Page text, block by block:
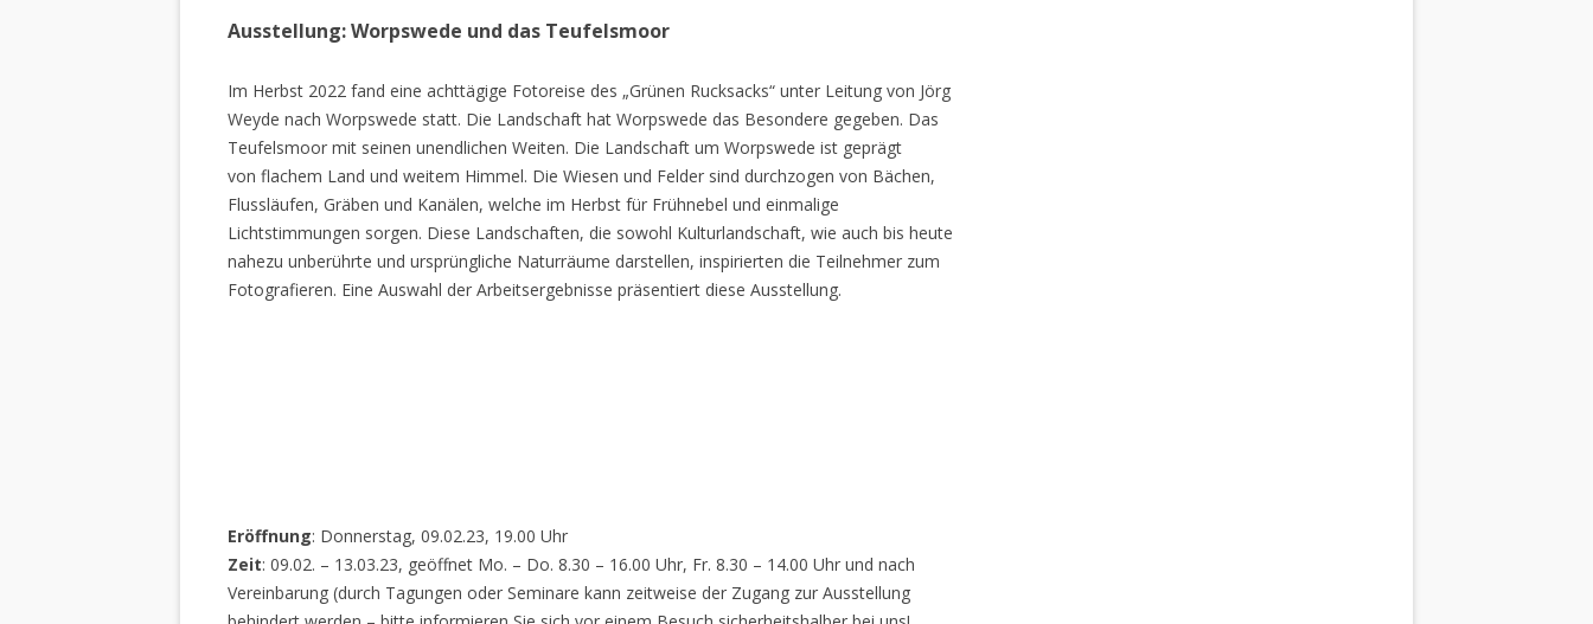
Ausstellung: Worpswede und das Teufelsmoor
Im Herbst 2022 fand eine achttägige Fotoreise des „Grünen Rucksacks“ unter Leitung von Jörg
Weyde nach Worpswede statt. Die Landschaft hat Worpswede das Besondere gegeben. Das
Teufelsmoor mit seinen unendlichen Weiten. Die Landschaft um Worpswede ist geprägt
von flachem Land und weitem Himmel. Die Wiesen und Felder sind durchzogen von Bächen,
Flussläufen, Gräben und Kanälen, welche im Herbst für Frühnebel und einmalige
Lichtstimmungen sorgen. Diese Landschaften, die sowohl Kulturlandschaft, wie auch bis heute
nahezu unberührte und ursprüngliche Naturräume darstellen, inspirierten die Teilnehmer zum
Fotografieren. Eine Auswahl der Arbeitsergebnisse präsentiert diese Ausstellung.
Eröffnung: Donnerstag, 09.02.23, 19.00 Uhr
Zeit: 09.02. – 13.03.23, geöffnet Mo. – Do. 8.30 – 16.00 Uhr, Fr. 8.30 – 14.00 Uhr und nach
Vereinbarung (durch Tagungen oder Seminare kann zeitweise der Zugang zur Ausstellung